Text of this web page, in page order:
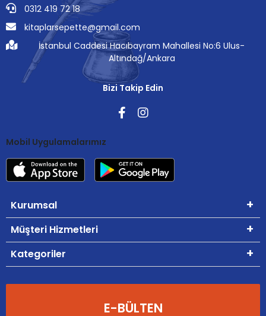
0312 419 72 18
kitaplarsepette@gmail.com
İstanbul Caddesi Hacıbayram Mahallesi No:6 Ulus-
Altındağ/Ankara
Bizi Takip Edin
Mobil Uygulamalarımız
Kurumsal
Müşteri Hizmetleri
Kategoriler
E-BÜLTEN